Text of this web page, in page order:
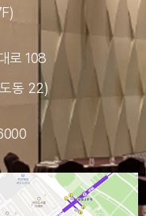
로 108
동 22)